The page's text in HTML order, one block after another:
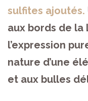
sulfites ajoutés.
aux bords de la
l’expression
nature d’une
et aux bulles